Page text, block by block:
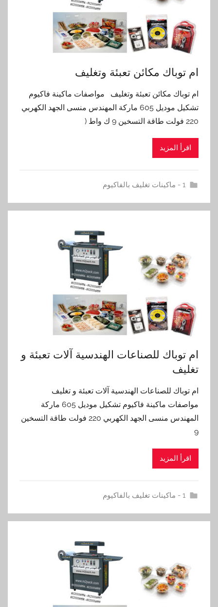
ام توباك مكائن تعبئة وتغليف
ام توباك مكائن تعبئة وتغليف مواصفات ماكينة فاكيوم
تشكيل موديل 605 ماركة المهندس منسى الجهد الكهربي
220 فولت طاقة التسخين 9 ك واط (
اقرأ المزيد
1 - ماكينات تغليف بالفاكيوم
ام توباك للصناعات الهندسية آلات تعبئة و
تغليف
ام توباك للصناعات الهندسية آلات تعبئة و تغليف
مواصفات ماكينة فاكيوم تشكيل موديل 605 ماركة
المهندس منسى الجهد الكهربي 220 فولت طاقة التسخين
9
اقرأ المزيد
1 - ماكينات تغليف بالفاكيوم